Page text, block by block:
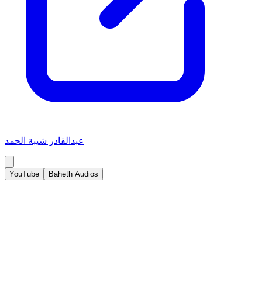
عبدالقادر شيبة الحمد
YouTube Baheth Audios